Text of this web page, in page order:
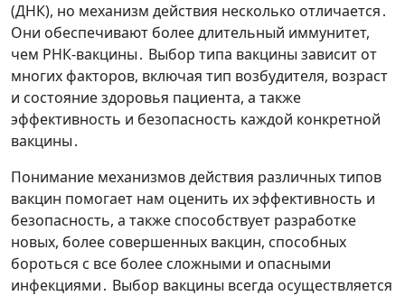
(ДНК), но механизм действия несколько отличается․
Они обеспечивают более длительный иммунитет,
чем РНК-вакцины․ Выбор типа вакцины зависит от
многих факторов, включая тип возбудителя, возраст
и состояние здоровья пациента, а также
эффективность и безопасность каждой конкретной
вакцины․
Понимание механизмов действия различных типов
вакцин помогает нам оценить их эффективность и
безопасность, а также способствует разработке
новых, более совершенных вакцин, способных
бороться с все более сложными и опасными
инфекциями․ Выбор вакцины всегда осуществляется